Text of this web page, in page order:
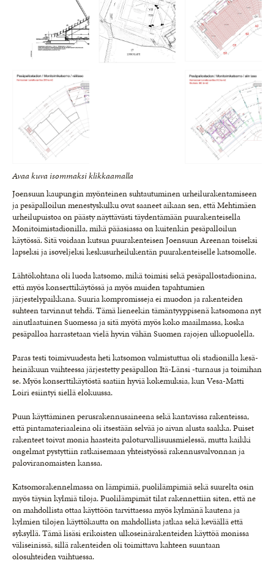
Avaa kuva isommaksi klikkaamalla
Joensuun kaupungin myönteinen suhtautuminen urheilurakentamiseen
ja pesäpalloilun menestyskulku ovat saaneet aikaan sen, että Mehtimäen
urheilupuistoa on päästy näyttävästi täydentämään puurakenteisella
Monitoimistadionilla, mikä pääasiassa on kuitenkin pesäpalloilun
käytössä. Sitä voidaan kutsua puurakenteisen Joensuun Areenan toiseksi
lapseksi ja isoveljeksi keskusurheilukentän puurakenteiselle katsomolle.
Lähtökohtana oli luoda katsomo, mikä toimisi sekä pesäpallostadionina,
että myös konserttikäytössä ja myös muiden tapahtumien
järjestelypaikkana. Suuria kompromisseja ei muodon ja rakenteiden
suhteen tarvinnut tehdä. Tämä lieneekin tämäntyyppisenä katsomona nyt
ainutlaatuinen Suomessa ja sitä myötä myös koko maailmassa, koska
pesäpalloa harrastetaan vielä hyvin vähän Suomen rajojen ulkopuolella.
Paras testi toimivuudesta heti katsomon valmistuttua oli stadionilla kesä-
heinäkuun vaihteessa järjestetty pesäpallon Itä-Länsi -turnaus ja toimihan
se. Myös konserttikäytöstä saatiin hyviä kokemuksia, kun Vesa-Matti
Loiri esiintyi siellä elokuussa.
Puun käyttäminen perusrakennusaineena sekä kantavissa rakenteissa,
että pintamateriaaleina oli itsestään selvää jo aivan alusta saakka. Puiset
rakenteet toivat monia haasteita paloturvallisuusmielessä, mutta kaikki
ongelmat pystyttiin ratkaisemaan yhteistyössä rakennusvalvonnan ja
paloviranomaisten kanssa.
Katsomorakennelmassa on lämpimiä, puolilämpimiä sekä suurelta osin
myös täysin kylmiä tiloja. Puolilämpimät tilat rakennettiin siten, että ne
on mahdollista ottaa käyttöön tarvittaessa myös kylmänä kautena ja
kylmien tilojen käyttökautta on mahdollista jatkaa sekä keväällä että
syksyllä. Tämä lisäsi erikoisten ulkoseinärakenteiden käyttöä monissa
väliseinissä, sillä rakenteiden oli toimittava kahteen suuntaan
olosuhteiden vaihtuessa.